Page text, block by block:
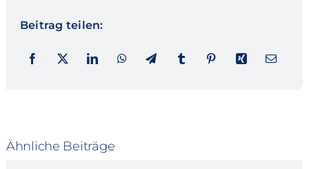
Beitrag teilen:
Ähnliche Beiträge